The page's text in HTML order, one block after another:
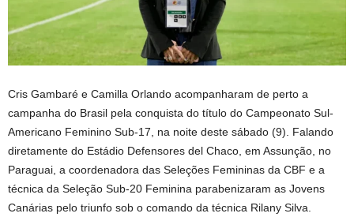
Cris Gambaré e Camilla Orlando acompanharam de perto a
campanha do Brasil pela conquista do título do Campeonato Sul-
Americano Feminino Sub-17, na noite deste sábado (9). Falando
diretamente do Estádio Defensores del Chaco, em Assunção, no
Paraguai, a coordenadora das Seleções Femininas da CBF e a
técnica da Seleção Sub-20 Feminina parabenizaram as Jovens
Canárias pelo triunfo sob o comando da técnica Rilany Silva.